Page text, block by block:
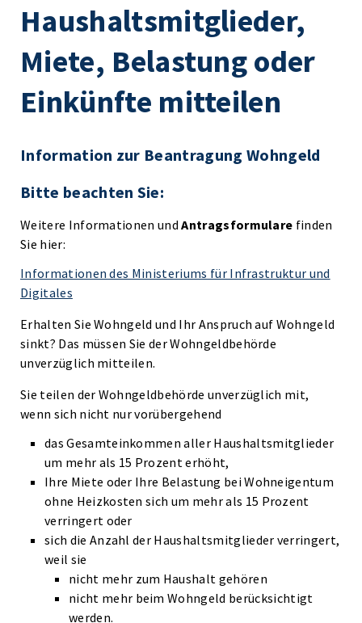
Haushaltsmitglieder,
Miete, Belastung oder
Einkünfte mitteilen
Information zur Beantragung Wohngeld
Bitte beachten Sie:
Weitere Informationen undAntragsformulare finden
Sie hier:
Informationen des Ministeriums für Infrastruktur und
Digitales
Erhalten Sie Wohngeld und Ihr Anspruch auf Wohngeld
sinkt? Das müssen Sie der Wohngeldbehörde
unverzüglich mitteilen.
Sie teilen der Wohngeldbehörde unverzüglich mit,
wenn sich nicht nur vorübergehend
das Gesamteinkommen aller Haushaltsmitglieder
um mehr als 15 Prozent erhöht,
Ihre Miete oder Ihre Belastung bei Wohneigentum
ohne Heizkosten sich um mehr als 15 Prozent
verringert oder
sich die Anzahl der Haushaltsmitglieder verringert,
weil sie
nicht mehr zum Haushalt gehören
nicht mehr beim Wohngeld berücksichtigt
werden.